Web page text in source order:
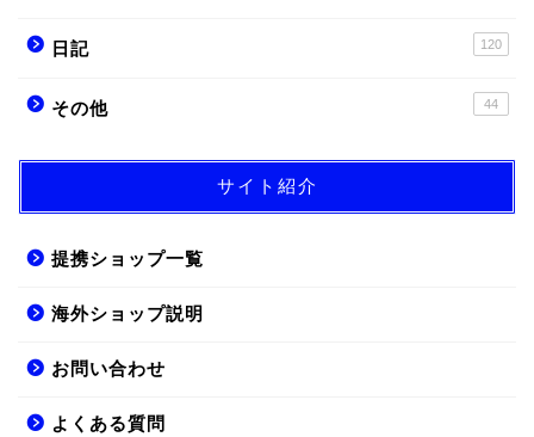
日記 120
その他 44
サイト紹介
提携ショップ一覧
海外ショップ説明
お問い合わせ
よくある質問